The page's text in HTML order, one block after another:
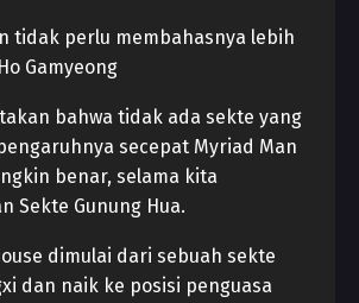
tidak perlu membahasnya lebih
Gamyeong
bahwa tidak ada sekte yang
secepat Myriad Man
benar, selama kita
Sekte Gunung Hua.
dimulai dari sebuah sekte
dan naik ke posisi penguasa